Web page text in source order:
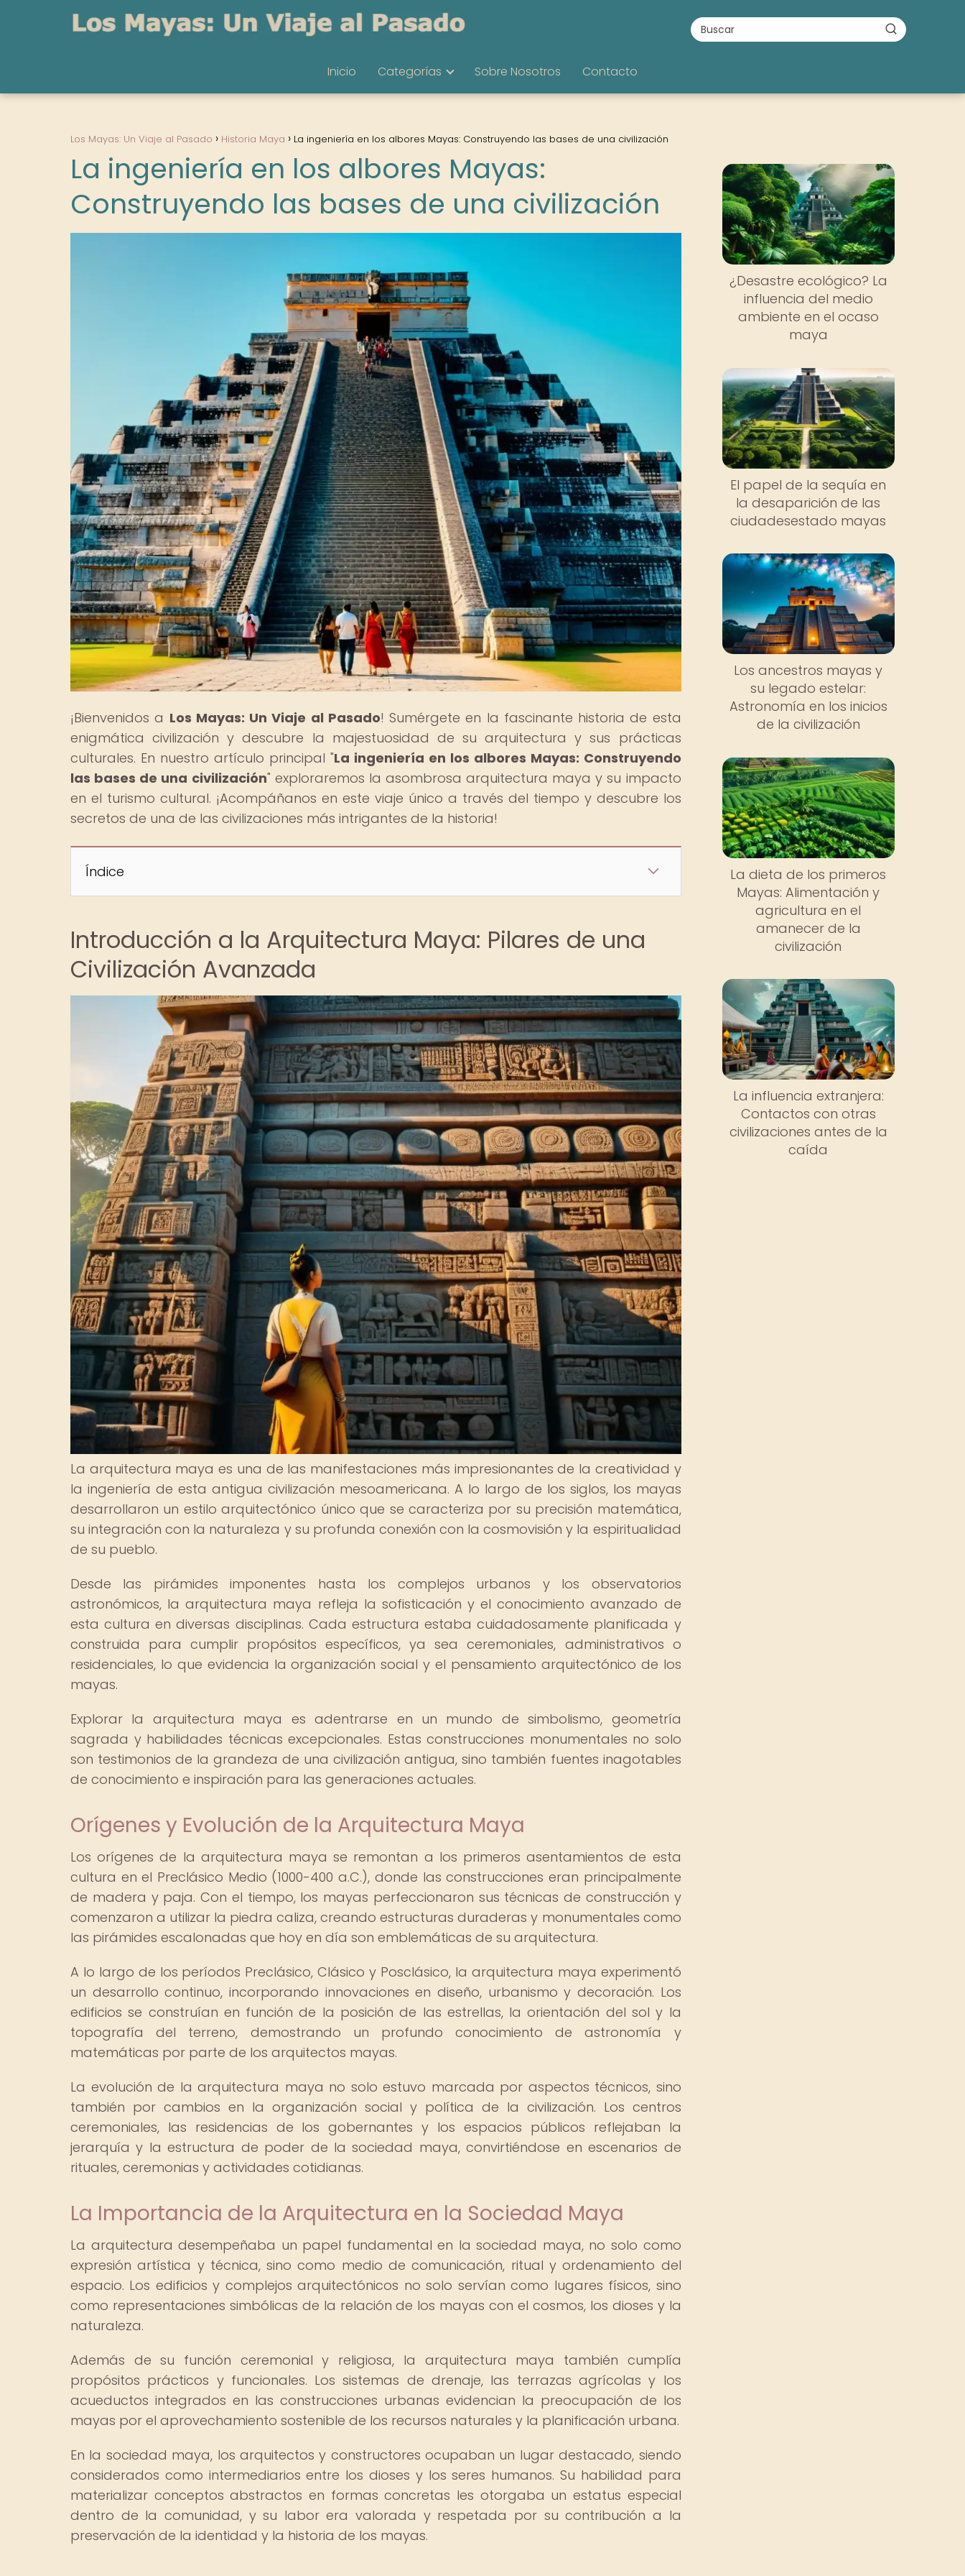
Inicio Categorías Sobre Nosotros Contacto
Los Mayas: Un Viaje al Pasado Historia Maya La ingeniería en los albores Mayas: Construyendo las bases de una civilización
La ingeniería en los albores Mayas:
Construyendo las bases de una civilización
¡Bienvenidos a Los Mayas: Un Viaje al Pasado! Sumérgete en la fascinante historia de esta
enigmática civilización y descubre la majestuosidad de su arquitectura y sus prácticas
culturales. En nuestro artículo principal "La ingeniería en los albores Mayas: Construyendo
las bases de una civilización" exploraremos la asombrosa arquitectura maya y su impacto
en el turismo cultural. ¡Acompáñanos en este viaje único a través del tiempo y descubre los
secretos de una de las civilizaciones más intrigantes de la historia!
Índice
Introducción a la Arquitectura Maya: Pilares de una
Civilización Avanzada
La arquitectura maya es una de las manifestaciones más impresionantes de la creatividad y
la ingeniería de esta antigua civilización mesoamericana. A lo largo de los siglos, los mayas
desarrollaron un estilo arquitectónico único que se caracteriza por su precisión matemática,
su integración con la naturaleza y su profunda conexión con la cosmovisión y la espiritualidad
de su pueblo.
Desde las pirámides imponentes hasta los complejos urbanos y los observatorios
astronómicos, la arquitectura maya refleja la sofisticación y el conocimiento avanzado de
esta cultura en diversas disciplinas. Cada estructura estaba cuidadosamente planificada y
construida para cumplir propósitos específicos, ya sea ceremoniales, administrativos o
residenciales, lo que evidencia la organización social y el pensamiento arquitectónico de los
mayas.
Explorar la arquitectura maya es adentrarse en un mundo de simbolismo, geometría
sagrada y habilidades técnicas excepcionales. Estas construcciones monumentales no solo
son testimonios de la grandeza de una civilización antigua, sino también fuentes inagotables
de conocimiento e inspiración para las generaciones actuales.
Orígenes y Evolución de la Arquitectura Maya
Los orígenes de la arquitectura maya se remontan a los primeros asentamientos de esta
cultura en el Preclásico Medio (1000-400 a.C.), donde las construcciones eran principalmente
de madera y paja. Con el tiempo, los mayas perfeccionaron sus técnicas de construcción y
comenzaron a utilizar la piedra caliza, creando estructuras duraderas y monumentales como
las pirámides escalonadas que hoy en día son emblemáticas de su arquitectura.
A lo largo de los períodos Preclásico, Clásico y Posclásico, la arquitectura maya experimentó
un desarrollo continuo, incorporando innovaciones en diseño, urbanismo y decoración. Los
edificios se construían en función de la posición de las estrellas, la orientación del sol y la
topografía del terreno, demostrando un profundo conocimiento de astronomía y
matemáticas por parte de los arquitectos mayas.
La evolución de la arquitectura maya no solo estuvo marcada por aspectos técnicos, sino
también por cambios en la organización social y política de la civilización. Los centros
ceremoniales, las residencias de los gobernantes y los espacios públicos reflejaban la
jerarquía y la estructura de poder de la sociedad maya, convirtiéndose en escenarios de
rituales, ceremonias y actividades cotidianas.
La Importancia de la Arquitectura en la Sociedad Maya
La arquitectura desempeñaba un papel fundamental en la sociedad maya, no solo como
expresión artística y técnica, sino como medio de comunicación, ritual y ordenamiento del
espacio. Los edificios y complejos arquitectónicos no solo servían como lugares físicos, sino
como representaciones simbólicas de la relación de los mayas con el cosmos, los dioses y la
naturaleza.
Además de su función ceremonial y religiosa, la arquitectura maya también cumplía
propósitos prácticos y funcionales. Los sistemas de drenaje, las terrazas agrícolas y los
acueductos integrados en las construcciones urbanas evidencian la preocupación de los
mayas por el aprovechamiento sostenible de los recursos naturales y la planificación urbana.
En la sociedad maya, los arquitectos y constructores ocupaban un lugar destacado, siendo
considerados como intermediarios entre los dioses y los seres humanos. Su habilidad para
materializar conceptos abstractos en formas concretas les otorgaba un estatus especial
dentro de la comunidad, y su labor era valorada y respetada por su contribución a la
preservación de la identidad y la historia de los mayas.
¿Desastre ecológico? La
influencia del medio
ambiente en el ocaso
maya
El papel de la sequía en
la desaparición de las
ciudadesestado mayas
Los ancestros mayas y
su legado estelar:
Astronomía en los inicios
de la civilización
La dieta de los primeros
Mayas: Alimentación y
agricultura en el
amanecer de la
civilización
La influencia extranjera:
Contactos con otras
civilizaciones antes de la
caída